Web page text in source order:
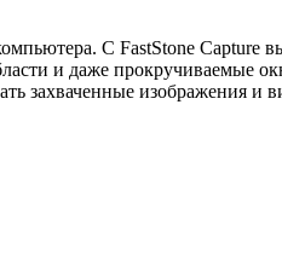
С FastStone Capture
и даже прокручиваемые
захваченные изображения и